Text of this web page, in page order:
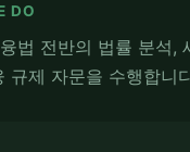
DO
융법 전반의 법률 분석,
규제 자문을 수행합니